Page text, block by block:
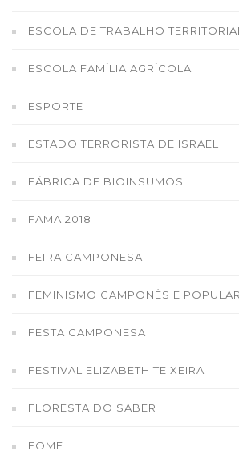
ESCOLA DE TRABALHO TERRITORIAL
ESCOLA FAMÍLIA AGRÍCOLA
ESPORTE
ESTADO TERRORISTA DE ISRAEL
FÁBRICA DE BIOINSUMOS
FAMA 2018
FEIRA CAMPONESA
FEMINISMO CAMPONÊS E POPULAR
FESTA CAMPONESA
FESTIVAL ELIZABETH TEIXEIRA
FLORESTA DO SABER
FOME